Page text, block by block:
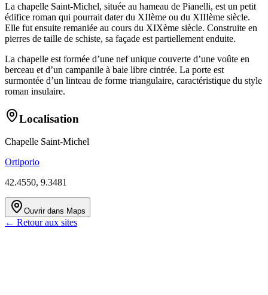
La chapelle Saint-Michel, située au hameau de Pianelli, est un petit
édifice roman qui pourrait dater du XIIème ou du XIIIème siècle.
Elle fut ensuite remaniée au cours du XIXème siècle. Construite en
pierres de taille de schiste, sa façade est partiellement enduite.
La chapelle est formée d’une nef unique couverte d’une voûte en
berceau et d’un campanile à baie libre cintrée. La porte est
surmontée d’un linteau de forme triangulaire, caractéristique du style
roman insulaire.
Localisation
Chapelle Saint-Michel
Ortiporio
42.4550, 9.3481
Ouvrir dans Maps
← Retour aux sites